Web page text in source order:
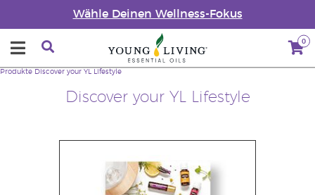
Wähle Deinen Wellness-Fokus
0
Discover your YL Lifestyle
Produkte Discover your YL Lifestyle